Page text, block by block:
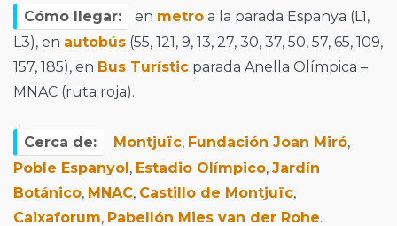
Cómo llegar: en metro a la parada Espanya (L1,
L3), en autobús (55, 121, 9, 13, 27, 30, 37, 50, 57, 65, 109,
157, 185), en Bus Turístic parada Anella Olímpica –
MNAC (ruta roja).
Cerca de: Montjuïc, Fundación Joan Miró,
Poble Espanyol, Estadio Olímpico, Jardín
Botánico, MNAC, Castillo de Montjuïc,
Caixaforum, Pabellón Mies van der Rohe.